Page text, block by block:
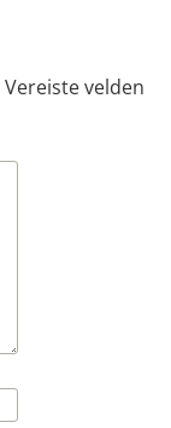
Vereiste velden